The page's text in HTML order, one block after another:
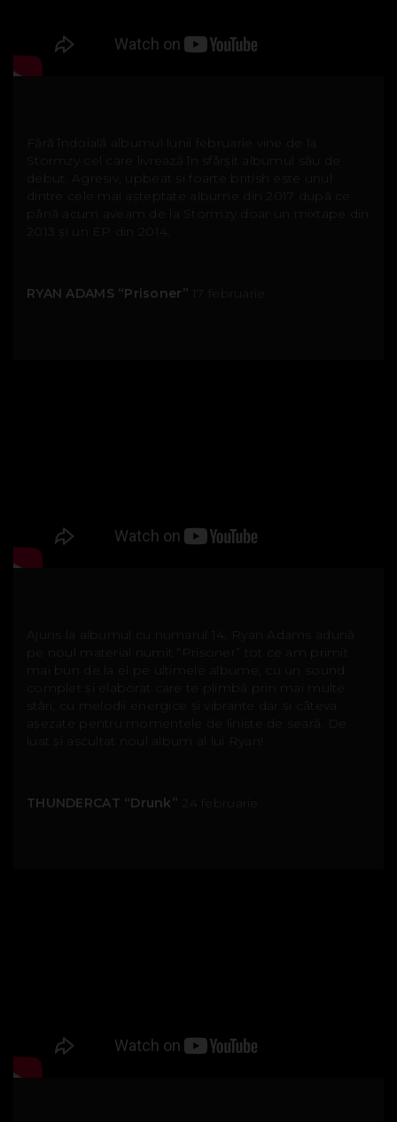
Fără îndoială albumul lunii februarie vine de la
Stormzy cel care livrează în sfârșit albumul său de
debut. Agresiv, upbeat și foarte british este unul
dintre cele mai așteptate albume din 2017 după ce
până acum aveam de la Stormzy doar un mixtape din
2013 și un EP din 2014.
RYAN ADAMS “Prisoner” 17 februarie
Ajuns la albumul cu numarul 14, Ryan Adams adună
pe noul material numit “Prisoner” tot ce am primit
mai bun de la el pe ultimele albume, cu un sound
complet și elaborat care te plimbă prin mai multe
stări, cu melodii energice și vibrante dar și câteva
așezate pentru momentele de liniste de seară. De
luat și ascultat noul album al lui Ryan!
THUNDERCAT “Drunk” 24 februarie